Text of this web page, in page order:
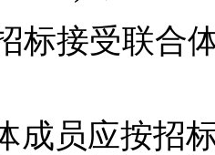
标接受联合
成员应按招